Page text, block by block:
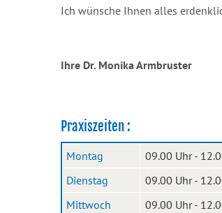
Ich wünsche Ihnen alles
Ihre Dr. Monika Armbruster
Praxiszeiten :
Montag
09.00 Uhr -
Dienstag
09.00 Uhr -
Mittwoch
09.00 Uhr -